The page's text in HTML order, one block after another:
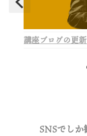
講座ブログの更
SNSでし